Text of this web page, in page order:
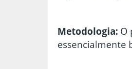
Metodologia: O
essencialmente